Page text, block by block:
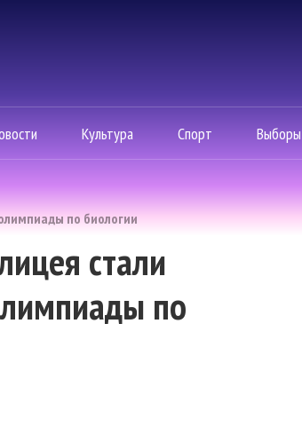
Культура Спорт Выборы
по биологии
стали
по